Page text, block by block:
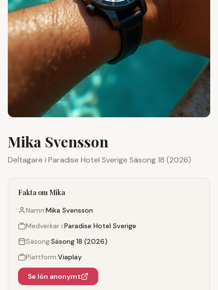
Mika Svensson
Deltagare i Paradise Hotel Sverige Säsong 18 (2026)
Fakta om Mika
Namn:Mika Svensson
Medverkar i:Paradise Hotel Sverige
Säsong:Säsong 18 (2026)
Plattform:Viaplay
Se lön anonymt